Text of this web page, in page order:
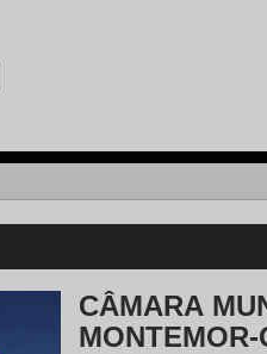
CÂMARA
MONTEMOR-